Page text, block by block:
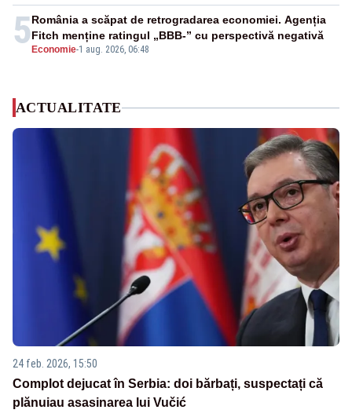
5 Economie-1 aug. 2026, 06:48
România a scăpat de retrogradarea economiei. Agenția
Fitch menține ratingul „BBB-” cu perspectivă negativă
ACTUALITATE
24 feb. 2026, 15:50
Complot dejucat în Serbia: doi bărbați, suspectați că
plănuiau asasinarea lui Vučić